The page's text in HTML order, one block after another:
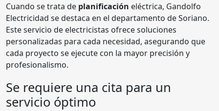
Cuando se trata de planificación eléctrica, Gandolfo
Electricidad se destaca en el departamento de Soriano.
Este servicio de electricistas ofrece soluciones
personalizadas para cada necesidad, asegurando que
cada proyecto se ejecute con la mayor precisión y
profesionalismo.
Se requiere una cita para un
servicio óptimo